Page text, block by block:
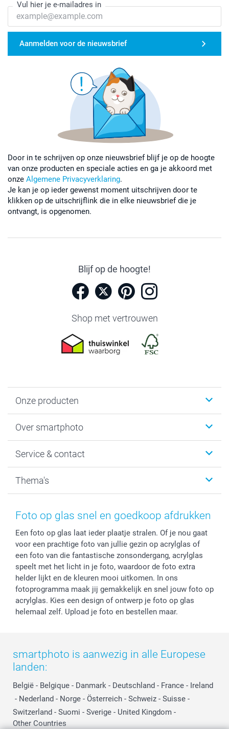
Vul hier je e-mailadres in
Aanmelden voor de nieuwsbrief
Door in te schrijven op onze nieuwsbrief blijf je op de hoogte
van onze producten en speciale acties en ga je akkoord met
onze Algemene Privacyverklaring.
Je kan je op ieder gewenst moment uitschrijven door te
klikken op de uitschrijflink die in elke nieuwsbrief die je
ontvangt, is opgenomen.
Blijf op de hoogte!
Shop met vertrouwen
Onze producten
Fotoboeken
Fotocadeaus
Kaarten
Over smartphoto
Vacatures
Bestelproces
Herroepingsrecht
Cookiebeleid
Reviews
Prijslijst
Investor Relations
Service & contact
Tevredenheidsgarantie
Mijn orderstatus
smartbonus
smartfriends
service@smartphoto.nl
Affiliate partnerprogramma
Partnerships
Influencer partnerprogramma
Thema's
Baby
Moederdag
Vaderdag
Huwelijk
Foto op glas snel en goedkoop afdrukken
Een foto op glas laat ieder plaatje stralen. Of je nou gaat
voor een prachtige foto van jullie gezin op acrylglas of
een foto van die fantastische zonsondergang, acrylglas
speelt met het licht in je foto, waardoor de foto extra
helder lijkt en de kleuren mooi uitkomen. In ons
fotoprogramma maak jij gemakkelijk en snel jouw foto op
acrylglas. Kies een design of ontwerp je foto op glas
helemaal zelf. Upload je foto en bestellen maar.
smartphoto is aanwezig in alle Europese
landen:
België - Belgique - Danmark - Deutschland - France - Ireland
- Nederland - Norge - Österreich - Schweiz - Suisse -
Switzerland - Suomi - Sverige - United Kingdom -
Other Countries